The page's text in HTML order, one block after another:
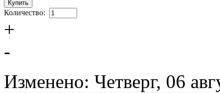
Количество:
+
-
Изменено: Четверг, 06